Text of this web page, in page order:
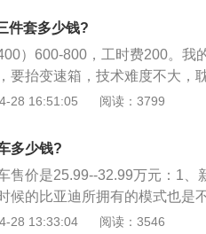
动机搭载了多点电喷技术，并
的是5速手动变速箱或5速amt
也可以被称为机械自动变速箱
动变速箱多了一套控制机构，
合器的分离与结合。
件套多少钱?
）600-800，工时费200。我
要抬变速箱，技术难度不大，
飞轮壳内，用螺钉将离合器总
板，使发动机与变速箱暂时分
的动力；3、离合器是机械传
对其基本要求有：接合平稳，
质量小；耐磨性好和有足够的
擦式两类。
28 16:51:05 阅读：3799
多少钱?
售价是25.99--32.99万元：1
候的比亚迪所拥有的模式也是
版三个车型，燃油和DM可以说
28 13:33:04 阅读：3546